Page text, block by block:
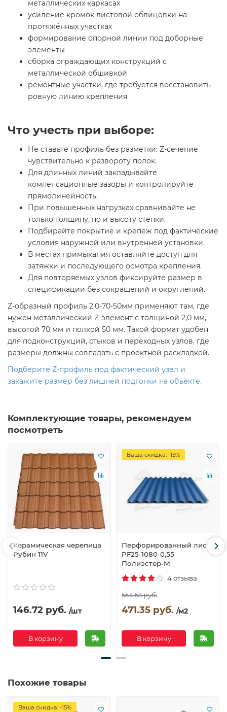
металлических каркасах
усиление кромок листовой облицовки на
протяжённых участках
формирование опорной линии под доборные
элементы
сборка ограждающих конструкций с
металлической обшивкой
ремонтные участки, где требуется восстановить
ровную линию крепления
Что учесть при выборе:
Не ставьте профиль без разметки: Z-сечение
чувствительно к развороту полок.
Для длинных линий закладывайте
компенсационные зазоры и контролируйте
прямолинейность.
При повышенных нагрузках сравнивайте не
только толщину, но и высоту стенки.
Подбирайте покрытие и крепёж под фактические
условия наружной или внутренней установки.
В местах примыкания оставляйте доступ для
затяжки и последующего осмотра крепления.
Для повторяемых узлов фиксируйте размер в
спецификации без сокращений и округлений.
Z-образный профиль 2,0-70-50мм применяют там, где
нужен металлический Z-элемент с толщиной 2,0 мм,
высотой 70 мм и полкой 50 мм. Такой формат удобен
для подконструкций, стыков и переходных узлов, где
размеры должны совпадать с проектной раскладкой.
Подберите Z-профиль под фактический узел и
закажите размер без лишней подгонки на объекте.
Комплектующие товары, рекомендуем
посмотреть
Керамическая черепица
Рубин 11V
146.72 руб. /шт
В корзину
Ваша скидка: -15%
Перфорированный лист
PF25-1080-0,55
Полиэстер-М
4 отзыва
554.53 руб.
471.35 руб. /м2
В корзину
Похожие товары
Ваша скидка: -15%